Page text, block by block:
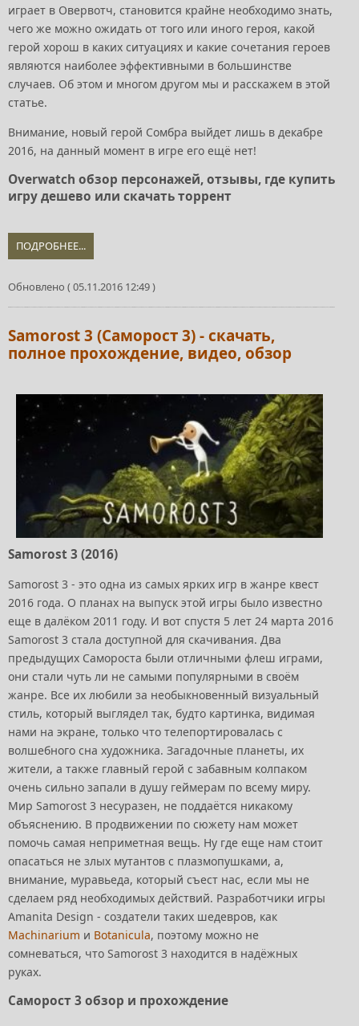
играет в Овервотч, становится крайне необходимо знать,
чего же можно ожидать от того или иного героя, какой
герой хорош в каких ситуациях и какие сочетания героев
являются наиболее эффективными в большинстве
случаев. Об этом и многом другом мы и расскажем в этой
статье.
Внимание, новый герой Сомбра выйдет лишь в декабре
2016, на данный момент в игре его ещё нет!
Overwatch обзор персонажей, отзывы, где купить
игру дешево или скачать торрент
ПОДРОБНЕЕ...
Обновлено ( 05.11.2016 12:49 )
Samorost 3 (Саморост 3) - скачать,
полное прохождение, видео, обзор
Samorost 3 (2016)
Samorost 3 - это одна из самых ярких игр в жанре квест
2016 года. О планах на выпуск этой игры было известно
еще в далёком 2011 году. И вот спустя 5 лет 24 марта 2016
Samorost 3 стала доступной для скачивания. Два
предыдущих Самороста были отличными флеш играми,
они стали чуть ли не самыми популярными в своём
жанре. Все их любили за необыкновенный визуальный
стиль, который выглядел так, будто картинка, видимая
нами на экране, только что телепортировалась с
волшебного сна художника. Загадочные планеты, их
жители, а также главный герой с забавным колпаком
очень сильно запали в душу геймерам по всему миру.
Мир Samorost 3 несуразен, не поддаётся никакому
объяснению. В продвижении по сюжету нам может
помочь самая неприметная вещь. Ну где еще нам стоит
опасаться не злых мутантов с плазмопушками, а,
внимание, муравьеда, который съест нас, если мы не
сделаем ряд необходимых действий. Разработчики игры
Amanita Design - создатели таких шедевров, как
Machinarium и Botanicula, поэтому можно не
сомневаться, что Samorost 3 находится в надёжных
руках.
Саморост 3 обзор и прохождение